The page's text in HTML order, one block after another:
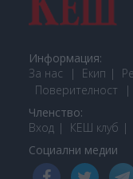
Информация:
За нас
Екип
Поверителност
Членство:
Вход
КЕШ клуб
Социални медии